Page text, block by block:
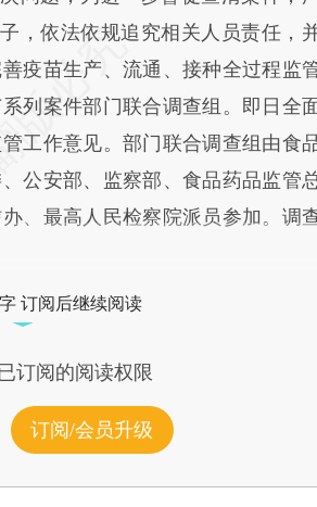
，依法依规追究相关人员责任，
疫苗生产、流通、接种全过程监
列案件部门联合调查组。即日全
工作意见。部门联合调查组由食
公安部、监察部、食品药品监管
、最高人民检察院派员参加。调
订阅后继续阅读
订阅的阅读权限
订阅/会员升级